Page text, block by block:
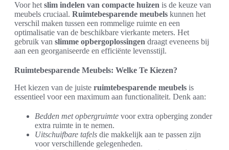
Voor het slim indelen van compacte huizen is de keuze van
meubels cruciaal. Ruimtebesparende meubels kunnen het
verschil maken tussen een rommelige ruimte en een
optimalisatie van de beschikbare vierkante meters. Het
gebruik van slimme opbergoplossingen draagt eveneens bij
aan een georganiseerde en efficiënte levensstijl.
Ruimtebesparende Meubels: Welke Te Kiezen?
Het kiezen van de juiste ruimtebesparende meubels is
essentieel voor een maximum aan functionaliteit. Denk aan:
Bedden met opbergruimte voor extra opberging zonder
extra ruimte in te nemen.
Uitschuifbare tafels die makkelijk aan te passen zijn
voor verschillende gelegenheden.